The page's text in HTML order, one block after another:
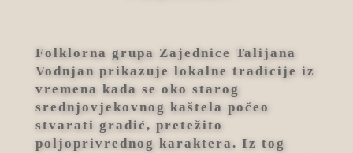
Folklorna grupa Zajednice Talijana
Vodnjan prikazuje lokalne tradicije iz
vremena kada se oko starog
srednjovjekovnog kaštela počeo
stvarati gradić, pretežito
poljoprivrednog karaktera. Iz tog